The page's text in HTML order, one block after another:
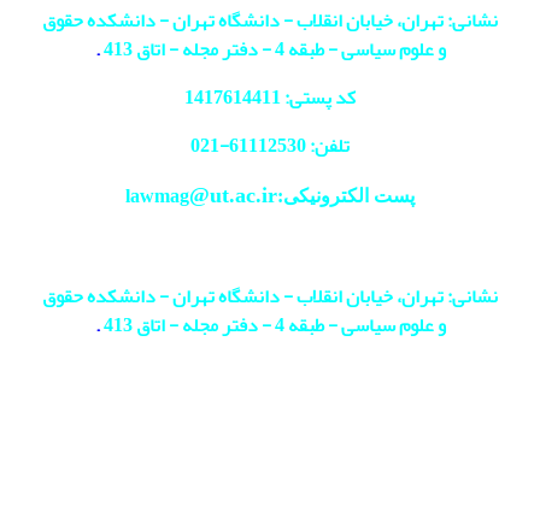
نشانی: تهران، خیابان انقلاب - دانشگاه تهران - دانشکده حقوق
و علوم سیاسی - طبقه 4 - دفتر مجله - اتاق 413
.
کد پستی: 1417614411
تلفن: 61112530-
021
پست الکترونیکی:lawmag@ut.ac.ir
نشانی: تهران، خیابان انقلاب - دانشگاه تهران - دانشکده حقوق
و علوم سیاسی - طبقه 4 - دفتر مجله - اتاق 413
.